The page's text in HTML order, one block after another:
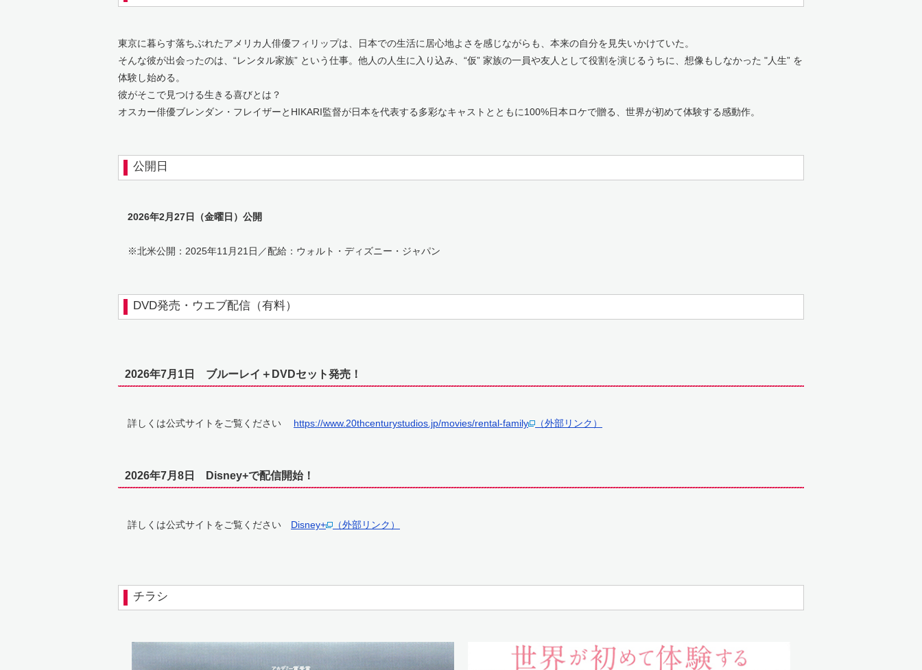
東京に暮らす落ちぶれたアメリカ人俳優フィリップは、日本での生活に居心地よさを感じながらも、本来の自分を見失いかけていた。
そんな彼が出会ったのは、“レンタル家族” という仕事。他人の人生に入り込み、“仮” 家族の一員や友人として役割を演じるうちに、想像もしなかった "人生” を
体験し始める。
彼がそこで見つける生きる喜びとは？
オスカー俳優ブレンダン・フレイザーとHIKARI監督が日本を代表する多彩なキャストとともに100%日本ロケで贈る、世界が初めて体験する感動作。
公開日
2026年2月27日（金曜日）公開
※北米公開：2025年11月21日／配給：ウォルト・ディズニー・ジャパン
DVD発売・ウエブ配信（有料）
2026年7月1日 ブルーレイ＋DVDセット発売！
詳しくは公式サイトをご覧ください https://www.20thcenturystudios.jp/movies/rental-family （外部リンク）
2026年7月8日 Disney+で配信開始！
詳しくは公式サイトをご覧ください Disney+ （外部リンク）
チラシ